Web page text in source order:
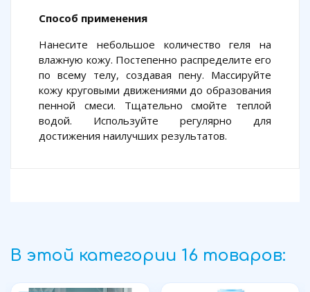
Способ применения
Нанесите небольшое количество геля на
влажную кожу. Постепенно распределите его
по всему телу, создавая пену. Массируйте
кожу круговыми движениями до образования
пенной смеси. Тщательно смойте теплой
водой. Используйте регулярно для
достижения наилучших результатов.
В этой категории 16 товаров: